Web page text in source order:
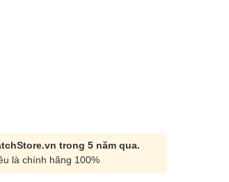
trong 5 năm qua.
là chính hãng 100%